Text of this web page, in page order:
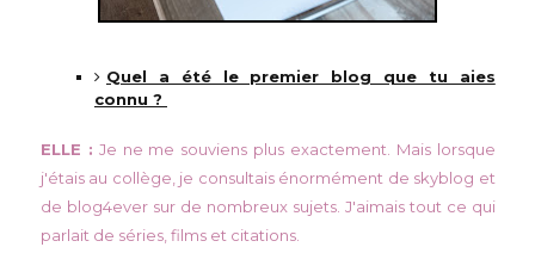
Quel a été le premier blog que tu aies
connu ?
ELLE : Je ne me souviens plus exactement. Mais lorsque
j'étais au collège, je consultais énormément de skyblog et
de blog4ever sur de nombreux sujets. J'aimais tout ce qui
parlait de séries, films et citations.